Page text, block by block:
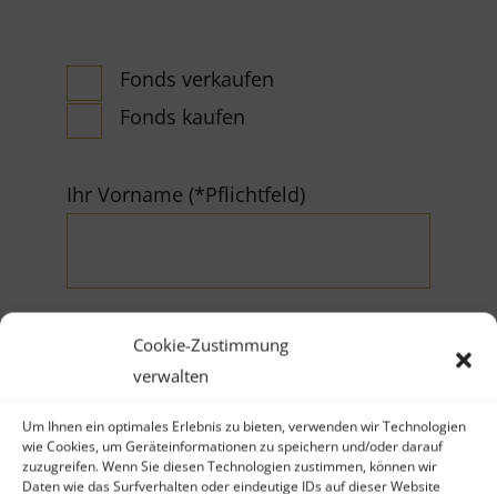
Cookie-Zustimmung
verwalten
Um Ihnen ein optimales Erlebnis zu bieten, verwenden wir Technologien
wie Cookies, um Geräteinformationen zu speichern und/oder darauf
zuzugreifen. Wenn Sie diesen Technologien zustimmen, können wir
Daten wie das Surfverhalten oder eindeutige IDs auf dieser Website
Fonds verkaufen
Fonds kaufen
Ihr Vorname (*Pflichtfeld)
Ihr Nachname (*Pflichtfeld)